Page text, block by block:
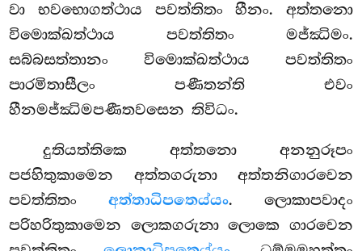
වා භවභොගත්ථාය පවත්තිතං හීනං. අත්තනො
විමොක්ඛත්ථාය පවත්තිතං මජ්ඣිමං.
සබ්බසත්තානං විමොක්ඛත්ථාය පවත්තිතං
පාරමිතාසීලං පණීතන්ති එවං
හීනමජ්ඣිමපණීතවසෙන තිවිධං.
දුතියත්තිකෙ අත්තනො අනනුරූපං
පජහිතුකාමෙන අත්තගරුනා අත්තනිගාරවෙන
පවත්තිතං අත්තාධිපතෙය්යං. ලොකාපවාදං
පරිහරිතුකාමෙන ලොකගරුනා ලොකෙ ගාරවෙන